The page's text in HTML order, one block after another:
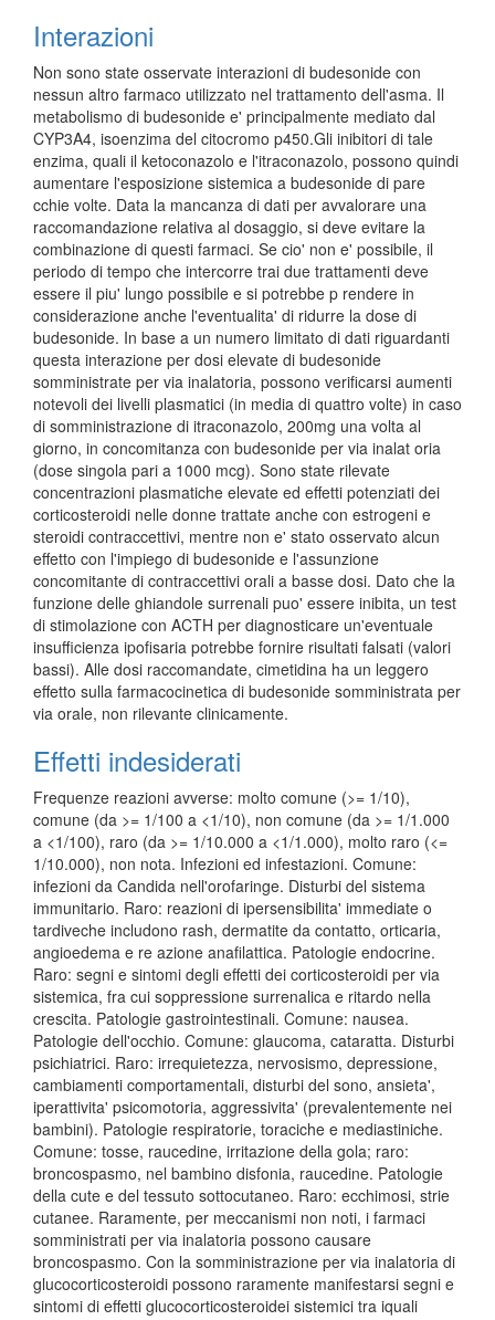
Interazioni
Non sono state osservate interazioni di budesonide con
nessun altro farmaco utilizzato nel trattamento dell'asma. Il
metabolismo di budesonide e' principalmente mediato dal
CYP3A4, isoenzima del citocromo p450.Gli inibitori di tale
enzima, quali il ketoconazolo e l'itraconazolo, possono quindi
aumentare l'esposizione sistemica a budesonide di pare
cchie volte. Data la mancanza di dati per avvalorare una
raccomandazione relativa al dosaggio, si deve evitare la
combinazione di questi farmaci. Se cio' non e' possibile, il
periodo di tempo che intercorre trai due trattamenti deve
essere il piu' lungo possibile e si potrebbe p rendere in
considerazione anche l'eventualita' di ridurre la dose di
budesonide. In base a un numero limitato di dati riguardanti
questa interazione per dosi elevate di budesonide
somministrate per via inalatoria, possono verificarsi aumenti
notevoli dei livelli plasmatici (in media di quattro volte) in caso
di somministrazione di itraconazolo, 200mg una volta al
giorno, in concomitanza con budesonide per via inalat oria
(dose singola pari a 1000 mcg). Sono state rilevate
concentrazioni plasmatiche elevate ed effetti potenziati dei
corticosteroidi nelle donne trattate anche con estrogeni e
steroidi contraccettivi, mentre non e' stato osservato alcun
effetto con l'impiego di budesonide e l'assunzione
concomitante di contraccettivi orali a basse dosi. Dato che la
funzione delle ghiandole surrenali puo' essere inibita, un test
di stimolazione con ACTH per diagnosticare un'eventuale
insufficienza ipofisaria potrebbe fornire risultati falsati (valori
bassi). Alle dosi raccomandate, cimetidina ha un leggero
effetto sulla farmacocinetica di budesonide somministrata per
via orale, non rilevante clinicamente.
Effetti indesiderati
Frequenze reazioni avverse: molto comune (>= 1/10),
comune (da >= 1/100 a <1/10), non comune (da >= 1/1.000
a <1/100), raro (da >= 1/10.000 a <1/1.000), molto raro (<=
1/10.000), non nota. Infezioni ed infestazioni. Comune:
infezioni da Candida nell'orofaringe. Disturbi del sistema
immunitario. Raro: reazioni di ipersensibilita' immediate o
tardiveche includono rash, dermatite da contatto, orticaria,
angioedema e re azione anafilattica. Patologie endocrine.
Raro: segni e sintomi degli effetti dei corticosteroidi per via
sistemica, fra cui soppressione surrenalica e ritardo nella
crescita. Patologie gastrointestinali. Comune: nausea.
Patologie dell'occhio. Comune: glaucoma, cataratta. Disturbi
psichiatrici. Raro: irrequietezza, nervosismo, depressione,
cambiamenti comportamentali, disturbi del sono, ansieta',
iperattivita' psicomotoria, aggressivita' (prevalentemente nei
bambini). Patologie respiratorie, toraciche e mediastiniche.
Comune: tosse, raucedine, irritazione della gola; raro:
broncospasmo, nel bambino disfonia, raucedine. Patologie
della cute e del tessuto sottocutaneo. Raro: ecchimosi, strie
cutanee. Raramente, per meccanismi non noti, i farmaci
somministrati per via inalatoria possono causare
broncospasmo. Con la somministrazione per via inalatoria di
glucocorticosteroidi possono raramente manifestarsi segni e
sintomi di effetti glucocorticosteroidei sistemici tra iquali